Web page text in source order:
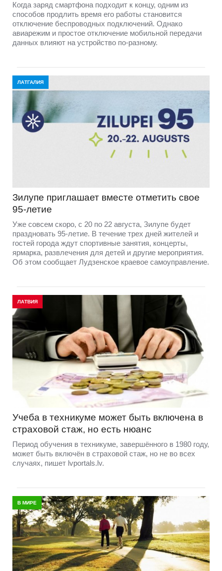
Когда заряд смартфона подходит к концу, одним из
способов продлить время его работы становится
отключение беспроводных подключений. Однако
авиарежим и простое отключение мобильной передачи
данных влияют на устройство по-разному.
ЛАТГАЛИЯ
Зилупе приглашает вместе отметить свое
95-летие
Уже совсем скоро, с 20 по 22 августа, Зилупе будет
праздновать 95-летие. В течение трех дней жителей и
гостей города ждут спортивные занятия, концерты,
ярмарка, развлечения для детей и другие мероприятия.
Об этом сообщает Лудзенское краевое самоуправление.
ЛАТВИЯ
Учеба в техникуме может быть включена в
страховой стаж, но есть нюанс
Период обучения в техникуме, завершённого в 1980 году,
может быть включён в страховой стаж, но не во всех
случаях, пишет lvportals.lv.
В МИРЕ